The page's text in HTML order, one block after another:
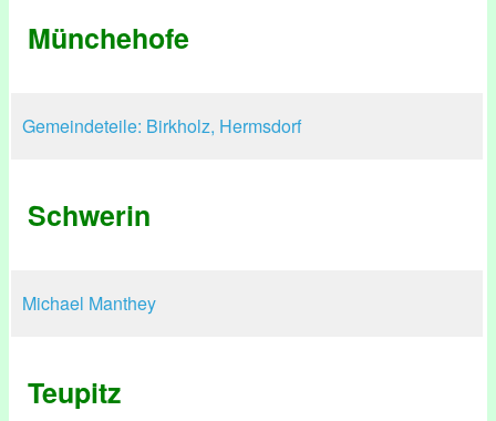
Münchehofe
Gemeindeteile: Birkholz, Hermsdorf
Schwerin
Michael Manthey
Teupitz